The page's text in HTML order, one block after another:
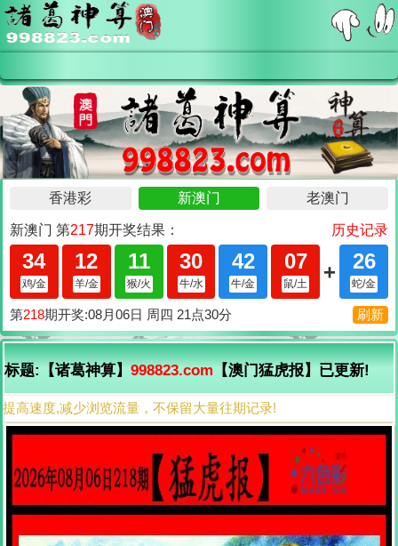
标题:【诸葛神算】 998823.com 【澳门猛虎报】已更新!
提高速度,减少浏览流量，不保留大量往期记录!